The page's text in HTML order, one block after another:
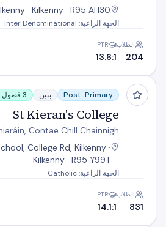
· Kilkenny · R95 AH30
الجهة الراعية: Inter Denominational
الطلاب
204
PTR
13.6:1
St Kieran's College
Post-Primary بنين 3 فصول خاصة
St Kieran's College
Contae Chill Chainnigh
College Rd, Kilkenny ·
Kilkenny · R95 Y99T
الجهة الراعية: Catholic
الطلاب
831
PTR
14.1:1